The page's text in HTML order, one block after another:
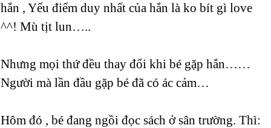
hắn , Yếu điểm duy nhất của hắn là ko bít gì love
^^! Mù tịt lun…..
Nhưng mọi thứ đều thay đổi khi bé gặp hắn……
Người mà lần đầu gặp bé đã có ác cảm…
Hôm đó , bé đang ngồi đọc sách ở sân trường. Thì: